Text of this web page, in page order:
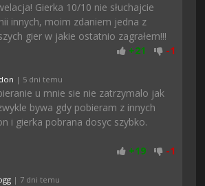
Gierka 10/10 nie słuchajcie
innych, moim zdaniem jedna z
gier w jakie ostatnio zagrałem!!!
+21 -1
| 5 dni temu
u mnie sie nie zatrzymalo jak
bywa gdy pobieram z innych
i gierka pobrana dosyc szybko.
+19 -1
| 7 dni temu